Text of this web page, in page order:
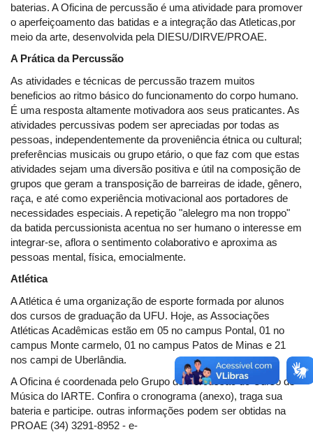
baterias. A Oficina de percussão é uma atividade para promover
o aperfeiçoamento das batidas e a integração das Atleticas,por
meio da arte, desenvolvida pela DIESU/DIRVE/PROAE.
A Prática da Percussão
As atividades e técnicas de percussão trazem muitos
beneficios ao ritmo básico do funcionamento do corpo humano.
É uma resposta altamente motivadora aos seus praticantes. As
atividades percussivas podem ser apreciadas por todas as
pessoas, independentemente da proveniência étnica ou cultural;
preferências musicais ou grupo etário, o que faz com que estas
atividades sejam uma diversão positiva e útil na composição de
grupos que geram a transposição de barreiras de idade, gênero,
raça, e até como experiência motivacional aos portadores de
necessidades especiais. A repetição "alelegro ma non troppo"
da batida percussionista acentua no ser humano o interesse em
integrar-se, aflora o sentimento colaborativo e aproxima as
pessoas mental, física, emocialmente.
Atlética
A Atlética é uma organização de esporte formada por alunos
dos cursos de graduação da UFU. Hoje, as Associações
Atléticas Acadêmicas estão em 05 no campus Pontal, 01 no
campus Monte carmelo, 01 no campus Patos de Minas e 21
nos campi de Uberlândia.
A Oficina é coordenada pelo Grupo de Percussão do Curso de
Música do IARTE. Confira o cronograma (anexo), traga sua
bateria e participe. outras informações podem ser obtidas na
PROAE (34) 3291-8952 - e-